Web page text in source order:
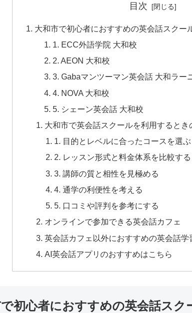
目次
大和市で初心者におすすめの英会話スクー
1. ECC外語学院 大和校
2. AEON 大和校
3. Gabaマンツーマン英会話 大和ラー
4. NOVA 大和校
5. シェーン英会話 大和校
大和市で英会話スクールを利用するとき
1. 目的とレベルに合ったコースを選ぶ
2. レッスン形式と料金体系を比較する
3. 講師の質と相性を見極める
4. 通学の利便性を考える
5. 口コミや評判を参考にする
オンラインで参加できる英会話カフェ
英会話カフェ以外におすすめの英会話学
AI英会話アプリのおすすめはこちら
初心者におすすめの英会話スク